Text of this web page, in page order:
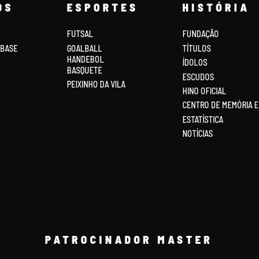
ESPORTES
FUTSAL
GOALBALL
HANDEBOL
BASQUETE
PEIXINHO DA VILA
HISTÓRIA
FUNDAÇÃO
TÍTULOS
ÍDOLOS
ESCUDOS
HINO OFICIAL
CENTRO DE MEMÓRIA E
ESTATÍSTICA
NOTÍCIAS
PATROCINADOR MASTER